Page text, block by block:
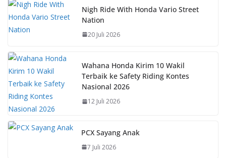
b
k
s
A
p
e
st
y
Li
k
Nigh Ride With Honda Vario Street
Nation
20 Juli 2026
Wahana Honda Kirim 10 Wakil
Terbaik ke Safety Riding Kontes
Nasional 2026
12 Juli 2026
PCX Sayang Anak
7 Juli 2026